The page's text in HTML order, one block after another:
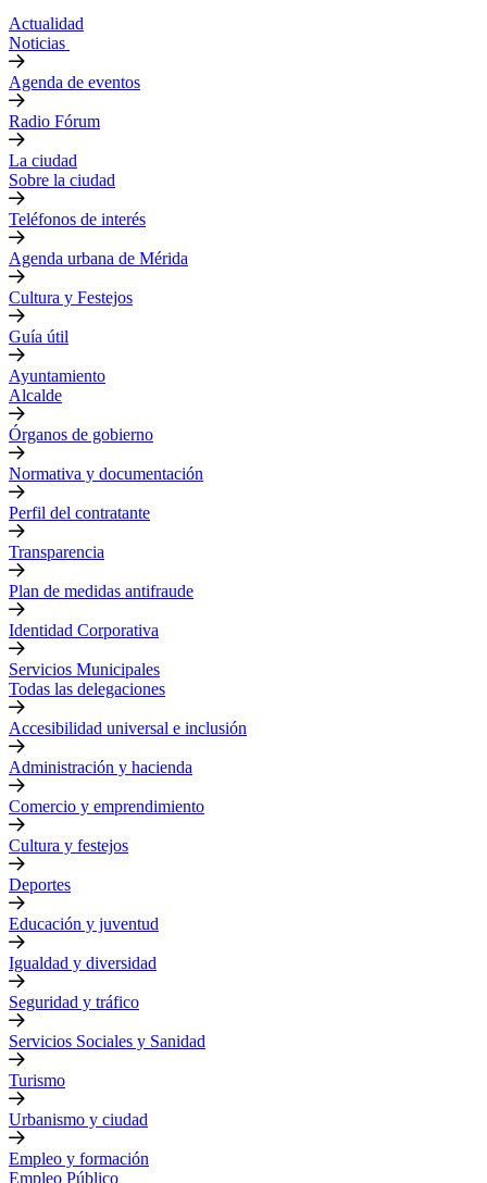
Actualidad
Noticias
Agenda de eventos
Radio Fórum
La ciudad
Sobre la ciudad
Teléfonos de interés
Agenda urbana de Mérida
Cultura y Festejos
Guía útil
Ayuntamiento
Alcalde
Órganos de gobierno
Normativa y documentación
Perfil del contratante
Transparencia
Plan de medidas antifraude
Identidad Corporativa
Servicios Municipales
Todas las delegaciones
Accesibilidad universal e inclusión
Administración y hacienda
Comercio y emprendimiento
Cultura y festejos
Deportes
Educación y juventud
Igualdad y diversidad
Seguridad y tráfico
Servicios Sociales y Sanidad
Turismo
Urbanismo y ciudad
Empleo y formación
Empleo Público